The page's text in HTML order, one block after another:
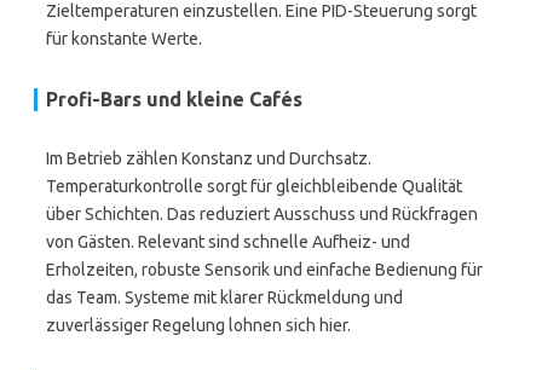
Zieltemperaturen einzustellen. Eine PID-Steuerung sorgt
für konstante Werte.
Profi-Bars und kleine Cafés
Im Betrieb zählen Konstanz und Durchsatz.
Temperaturkontrolle sorgt für gleichbleibende Qualität
über Schichten. Das reduziert Ausschuss und Rückfragen
von Gästen. Relevant sind schnelle Aufheiz- und
Erholzeiten, robuste Sensorik und einfache Bedienung für
das Team. Systeme mit klarer Rückmeldung und
zuverlässiger Regelung lohnen sich hier.